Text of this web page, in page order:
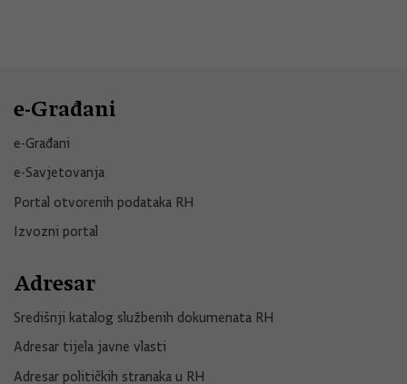
e-Građani
e-Građani
e-Savjetovanja
Portal otvorenih podataka RH
Izvozni portal
Adresar
Središnji katalog službenih dokumenata RH
Adresar tijela javne vlasti
Adresar političkih stranaka u RH